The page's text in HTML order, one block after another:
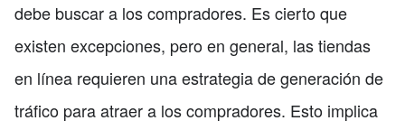
debe buscar a los compradores. Es cierto que
existen excepciones, pero en general, las tiendas
en línea requieren una estrategia de generación de
tráfico para atraer a los compradores. Esto implica